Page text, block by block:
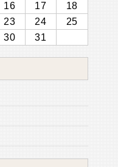
16 17
18
23 24
25
30 31